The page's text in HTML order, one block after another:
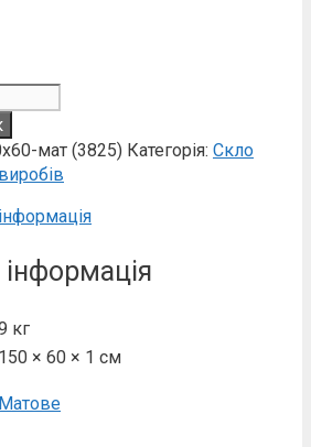
мат (3825) Категорія: Скло
кг
150 × 60 × 1 см
Матове